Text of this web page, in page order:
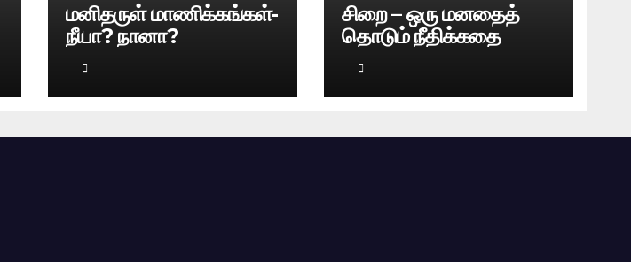
மனிதருள் மாணிக்கங்கள்-
நீயா? நானா?
சிறை – ஒரு மனதைத்
தொடும் நீதிக்கதை